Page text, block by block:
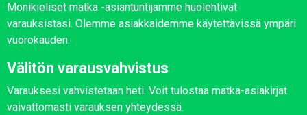
Monikieliset matka -asiantuntijamme huolehtivat
varauksistasi. Olemme asiakkaidemme käytettävissä ympäri
vuorokauden.
Välitön varausvahvistus
Varauksesi vahvistetaan heti. Voit tulostaa matka-asiakirjat
vaivattomasti varauksen yhteydessä.